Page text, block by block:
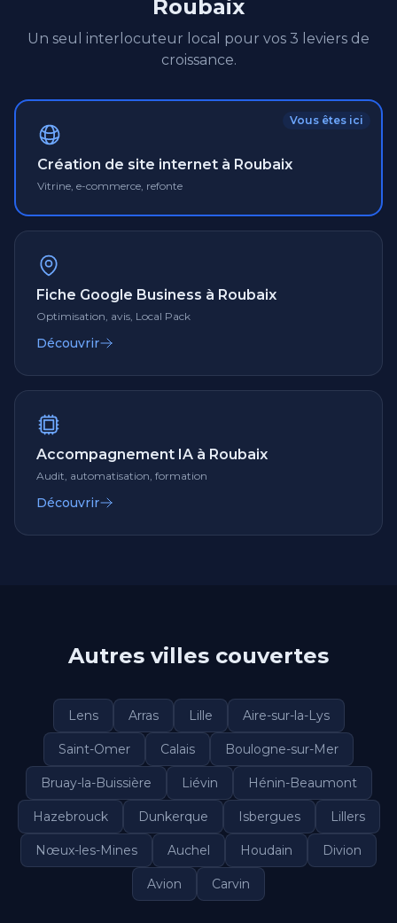
Roubaix
Un seul interlocuteur local pour vos 3 leviers de
croissance.
Vous êtes ici
Création de site internet à Roubaix
Vitrine, e-commerce, refonte
Fiche Google Business à Roubaix
Optimisation, avis, Local Pack
Découvrir
Accompagnement IA à Roubaix
Audit, automatisation, formation
Découvrir
Autres villes couvertes
Lens Arras Lille Aire-sur-la-Lys
Saint-Omer Calais Boulogne-sur-Mer
Bruay-la-Buissière Liévin Hénin-Beaumont
Hazebrouck Dunkerque Isbergues Lillers
Nœux-les-Mines Auchel Houdain Divion
Avion Carvin